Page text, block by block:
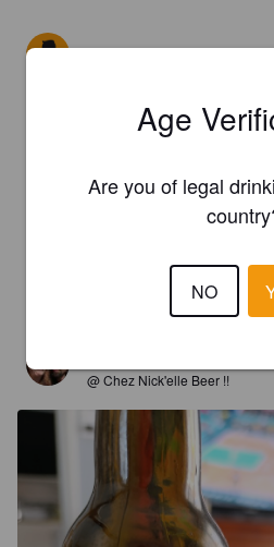
@ Chez Nick'elle Beer !!
Age
Are you of legal
NO